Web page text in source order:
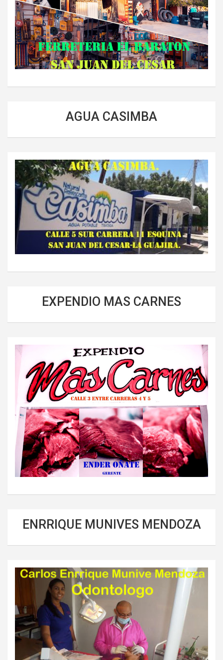
AGUA CASIMBA
EXPENDIO MAS CARNES
ENRRIQUE MUNIVES MENDOZA